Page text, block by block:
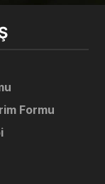
Formu